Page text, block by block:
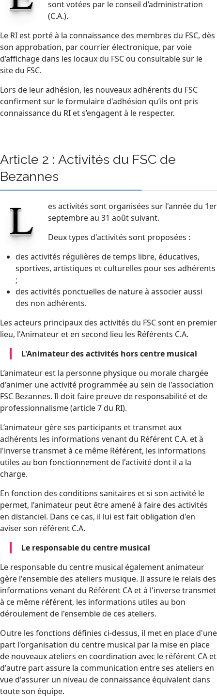
sont votées par le conseil d’administration
(C.A.).
Le RI est porté à la connaissance des membres du FSC, dès
son approbation, par courrier électronique, par voie
d’affichage dans les locaux du FSC ou consultable sur le
site du FSC.
Lors de leur adhésion, les nouveaux adhérents du FSC
confirment sur le formulaire d'adhésion qu’ils ont pris
connaissance du RI et s’engagent à le respecter.
Article 2 : Activités du FSC de
Bezannes
L
es activités sont organisées sur l'année du 1er
septembre au 31 août suivant.
Deux types d'activités sont proposées :
des activités régulières de temps libre, éducatives,
sportives, artistiques et culturelles pour ses adhérents
;
des activités ponctuelles de nature à associer aussi
des non adhérents.
Les acteurs principaux des activités du FSC sont en premier
lieu, l'Animateur et en second lieu les Référents C.A.
L'Animateur des activités hors centre musical
L’animateur est la personne physique ou morale chargée
d'animer une activité programmée au sein de l'association
FSC Bezannes. Il doit faire preuve de responsabilité et de
professionnalisme (article 7 du RI).
L’animateur gère ses participants et transmet aux
adhérents les informations venant du Référent C.A. et à
l'inverse transmet à ce même Référent, les informations
utiles au bon fonctionnement de l'activité dont il a la
charge.
En fonction des conditions sanitaires et si son activité le
permet, l'animateur peut être amené à faire des activités
en distanciel. Dans ce cas, il lui est fait obligation d'en
aviser son référent C.A.
Le responsable du centre musical
Le responsable du centre musical également animateur
gère l'ensemble des ateliers musique. Il assure le relais des
informations venant du Référent CA et à l'inverse transmet
à ce même référent, les informations utiles au bon
déroulement de l'ensemble de ces ateliers.
Outre les fonctions définies ci-dessus, il met en place d'une
part l'organisation du centre musical par la mise en place
de nouveaux ateliers en coordination avec le référent CA et
d'autre part assure la communication entre ses ateliers en
vue d'assurer un niveau de connaissance équivalent dans
toute son équipe.